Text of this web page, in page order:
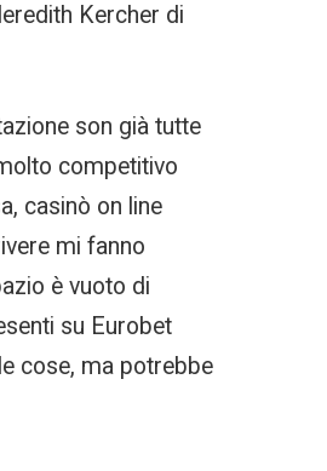
Kercher di
son già tutte
competitivo
casinò on line
mi fanno
è vuoto di
su Eurobet
cose, ma potrebbe